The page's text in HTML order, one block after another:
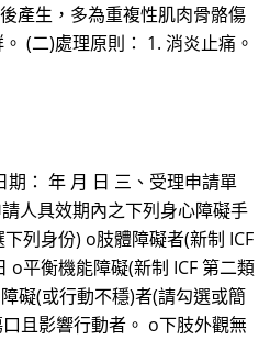
產生，多為重複性肌肉骨骼傷
(二)處理原則： 1. 消炎止痛。
： 年 月 日 三、受理申請單
人具效期內之下列身心障礙手
列身份) o肢體障礙者(新制 ICF
o平衡機能障礙(新制 ICF 第二類
礙(或行動不穩)者(請勾選或簡
且影響行動者。 o下肢外觀無